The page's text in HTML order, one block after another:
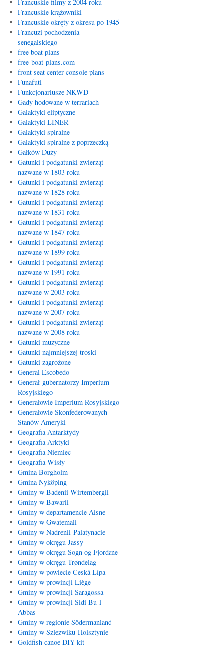
Francuskie filmy z 2004 roku
Francuskie krążowniki
Francuskie okręty z okresu po 1945
Francuzi pochodzenia
senegalskiego
free boat plans
free-boat-plans.com
front seat center console plans
Funafuti
Funkcjonariusze NKWD
Gady hodowane w terrariach
Galaktyki eliptyczne
Galaktyki LINER
Galaktyki spiralne
Galaktyki spiralne z poprzeczką
Gałków Duży
Gatunki i podgatunki zwierząt
nazwane w 1803 roku
Gatunki i podgatunki zwierząt
nazwane w 1828 roku
Gatunki i podgatunki zwierząt
nazwane w 1831 roku
Gatunki i podgatunki zwierząt
nazwane w 1847 roku
Gatunki i podgatunki zwierząt
nazwane w 1899 roku
Gatunki i podgatunki zwierząt
nazwane w 1991 roku
Gatunki i podgatunki zwierząt
nazwane w 2003 roku
Gatunki i podgatunki zwierząt
nazwane w 2007 roku
Gatunki i podgatunki zwierząt
nazwane w 2008 roku
Gatunki muzyczne
Gatunki najmniejszej troski
Gatunki zagrożone
General Escobedo
Generał-gubernatorzy Imperium
Rosyjskiego
Generałowie Imperium Rosyjskiego
Generałowie Skonfederowanych
Stanów Ameryki
Geografia Antarktydy
Geografia Arktyki
Geografia Niemiec
Geografia Wisły
Gmina Borgholm
Gmina Nyköping
Gminy w Badenii-Wirtembergii
Gminy w Bawarii
Gminy w departamencie Aisne
Gminy w Gwatemali
Gminy w Nadrenii-Palatynacie
Gminy w okręgu Jassy
Gminy w okręgu Sogn og Fjordane
Gminy w okręgu Trøndelag
Gminy w powiecie Česká Lípa
Gminy w prowincji Liège
Gminy w prowincji Saragossa
Gminy w prowincji Sidi Bu-l-
Abbas
Gminy w regionie Södermanland
Gminy w Szlezwiku-Holsztynie
Goldfish canoe DIY kit